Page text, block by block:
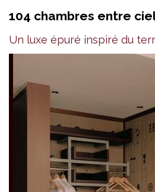
104 chambres entre
Un luxe épuré inspiré du